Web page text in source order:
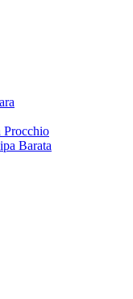
Procchio
Barata